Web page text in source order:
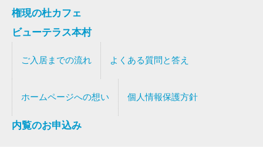
権現の杜カフェ
ビューテラス本村
ご入居までの流れ よくある質問と答え
ホームページへの想い 個人情報保護方針
内覧のお申込み